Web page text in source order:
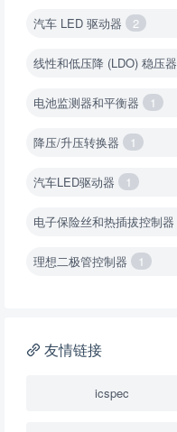
汽车 LED 驱动器 2
线性和低压降 (LDO) 稳压器
电池监测器和平衡器 1
降压/升压转换器 1
汽车LED驱动器 1
电子保险丝和热插拔控制器
理想二极管控制器 1
降压转换器（继承开关）
友情链接
icspec